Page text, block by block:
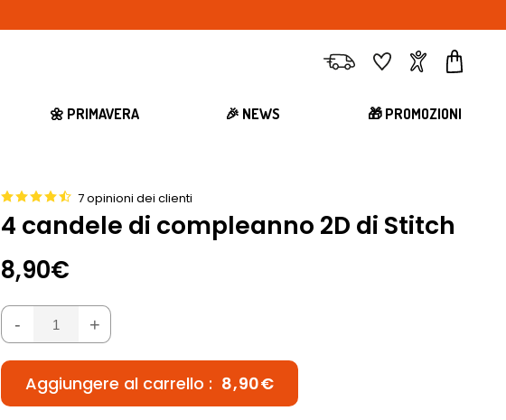
ConsegnaPreferitiAccount
🌼 PRIMAVERA 🎉 NEWS 🎁 PROMOZIONI
7 opinioni dei clienti
4 candele di compleanno 2D di Stitch
8,90€
- +
Aggiungere al carrello : 8,90€